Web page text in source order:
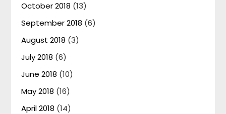
October 2018 (13)
September 2018 (6)
August 2018 (3)
July 2018 (6)
June 2018 (10)
May 2018 (16)
April 2018 (14)